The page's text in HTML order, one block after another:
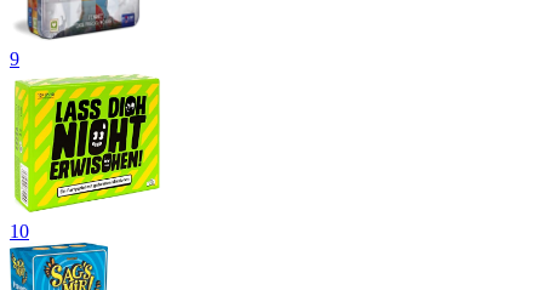
9
10